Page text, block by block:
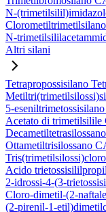
N-
N-
Altri silani
Tetrapropossisilano
5-
Acetato di trimetilsilile
Ottametiltrisilossano
Acido
2-idrossi-4-(3-
Cloro-dimetil-(2-
(2-pirenil-1-